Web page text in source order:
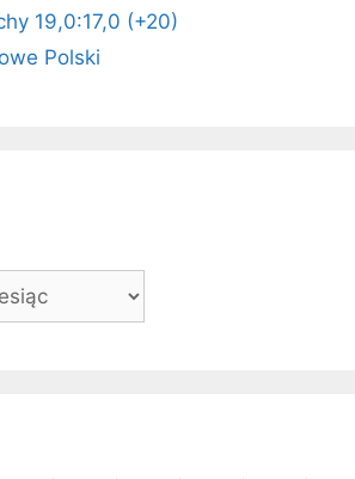
19,0:17,0 (+20)
Polski